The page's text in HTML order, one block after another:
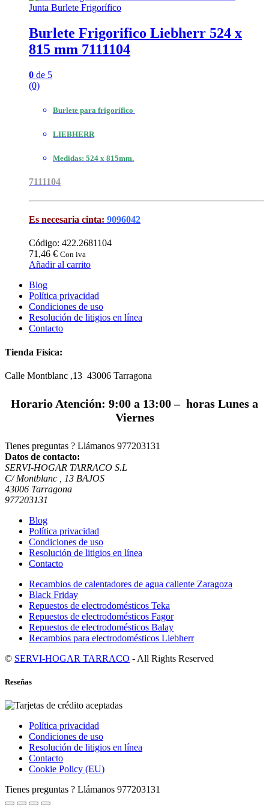
Junta Burlete Frigorífico
Burlete Frigorifico Liebherr 524 x
815 mm 7111104
0 de 5
(0)
Burlete para frigorífico
LIEBHERR
Medidas: 524 x 815mm.
7111104
Es necesaria cinta: 9096042
Código: 422.2681104
71,46 € Con iva
Añadir al carrito
Blog
Política privacidad
Condiciones de uso
Resolución de litigios en línea
Contacto
Tienda Física:
Calle Montblanc ,13 43006 Tarragona
Horario Atención: 9:00 a 13:00 – horas Lunes a
Viernes
Tienes preguntas ? Llámanos 977203131
Datos de contacto:
SERVI-HOGAR TARRACO S.L
C/ Montblanc , 13 BAJOS
43006 Tarragona
977203131
Blog
Política privacidad
Condiciones de uso
Resolución de litigios en línea
Contacto
Recambios de calentadores de agua caliente Zaragoza
Black Friday
Repuestos de electrodomésticos Teka
Repuestos de electrodomésticos Fagor
Repuestos de electrodomésticos Balay
Recambios para electrodomésticos Liebherr
© SERVI-HOGAR TARRACO - All Rights Reserved
Reseñas
Política privacidad
Condiciones de uso
Resolución de litigios en línea
Contacto
Cookie Policy (EU)
Tienes preguntas ? Llámanos 977203131